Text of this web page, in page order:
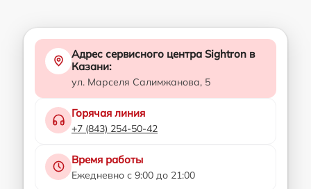
Адрес сервисного центра Sightron в
Казани:
ул. Марселя Салимжанова, 5
Горячая линия
+7 (843) 254-50-42
Время работы
Ежедневно с 9:00 до 21:00